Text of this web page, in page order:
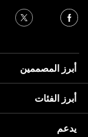
أبرز المصممين
أبرز الفئات
يدعم